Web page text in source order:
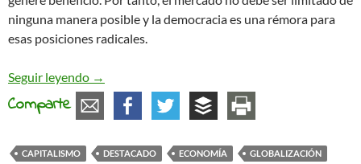
ninguna manera posible y la democracia es una rémora para
esas posiciones radicales.
Seguir leyendo El capitalismo sueña con un mundo sin
→
Comparte
CAPITALISMO DESTACADO ECONOMÍA
GLOBALIZACIÓN